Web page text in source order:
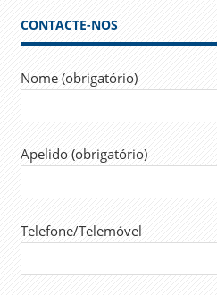
CONTACTE-NOS
Nome (obrigatório)
Apelido (obrigatório)
Telefone/Telemóvel